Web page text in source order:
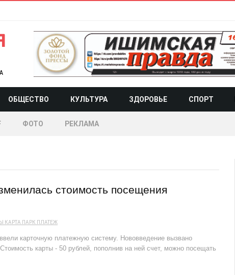
ОБЩЕСТВО КУЛЬТУРА ЗДОРОВЬЕ СПОРТ
ФОТО РЕКЛАМА
стоимость посещения
КАРТА ПАРК ПЛАТЕЖ
карточную платежную систему. Нововведение вызвано
карты - 50 рублей, пополнив на ней счет, можно посещать